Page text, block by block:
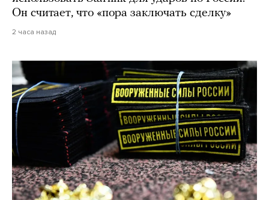
Он считает, что «пора заключать сделку»
2 часа назад